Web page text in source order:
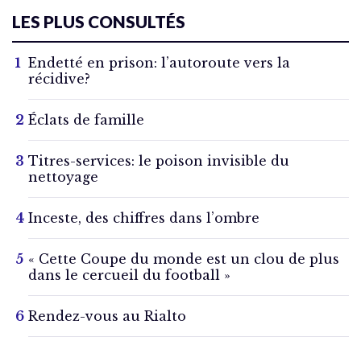
LES PLUS CONSULTÉS
Endetté en prison: l’autoroute vers la
récidive?
Éclats de famille
Titres-services: le poison invisible du
nettoyage
Inceste, des chiffres dans l’ombre
« Cette Coupe du monde est un clou de plus
dans le cercueil du football »
Rendez-vous au Rialto